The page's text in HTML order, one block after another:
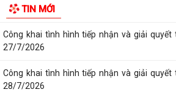
TIN MỚI
24/7/2026
Công khai tình hình tiếp nhận và giải
27/7/2026
Công khai tình hình tiếp nhận và giải
28/7/2026